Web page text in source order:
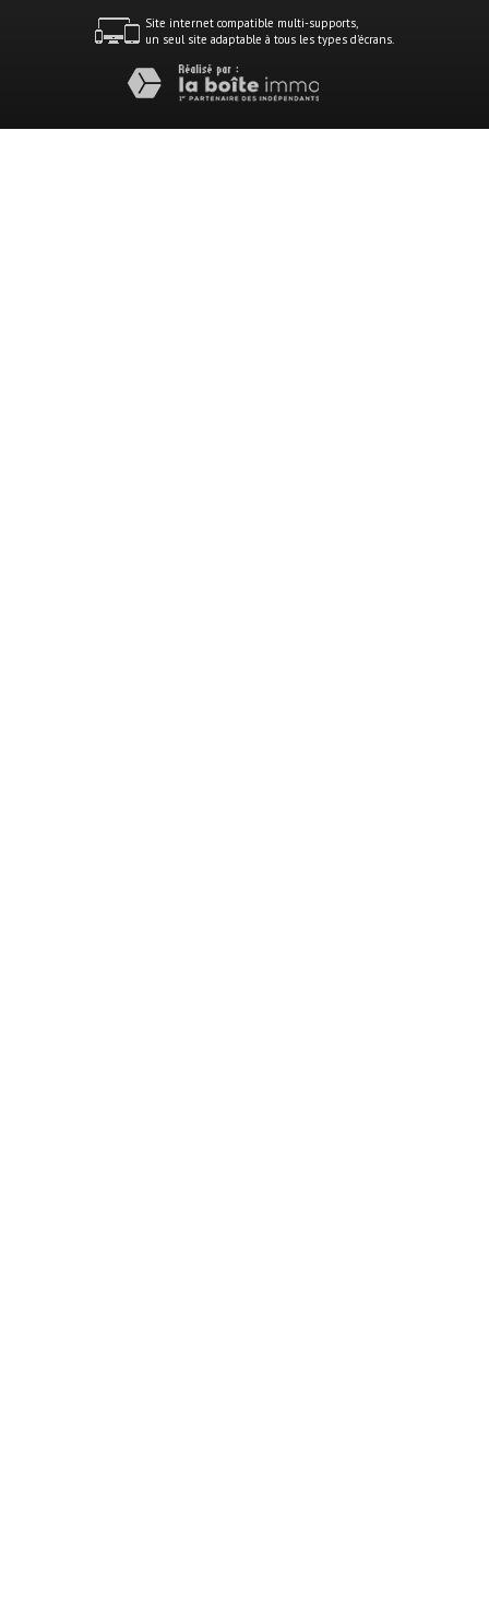
Site internet compatible multi-supports,
un seul site adaptable à tous les types d'écrans.